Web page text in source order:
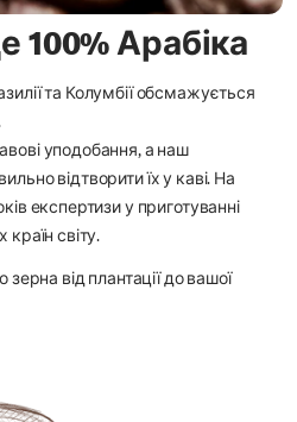
100% Арабіка
та Колумбії обсмажується
уподобання, а наш
відтворити їх у каві. На
експертизи у приготуванні
країн світу.
зерна від плантації до вашої